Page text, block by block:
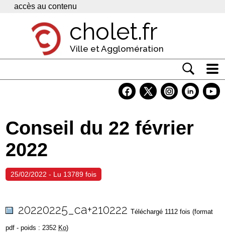
Panneau de gestion des cookies
accès au contenu
cholet.fr
Ville et Agglomération
Economie
Services
Contacts
Conseil du 22 février
2022
25/02/2022 - Lu 13789 fois
20220225_ca+210222 Téléchargé 1112 fois (format
pdf - poids : 2352 Ko)